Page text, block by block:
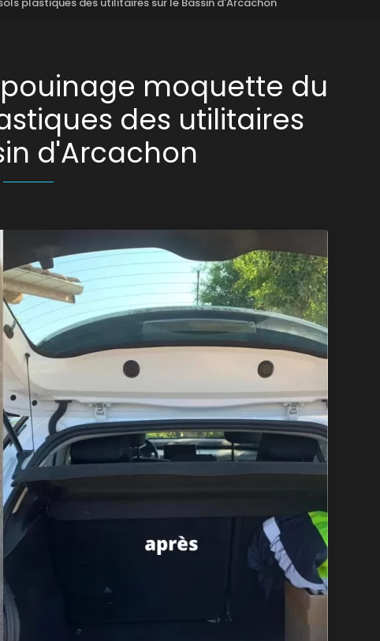
moquette du
des utilitaires
d'Arcachon